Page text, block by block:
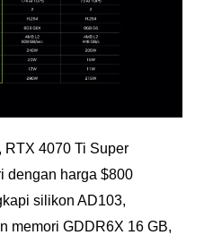
RTX 4070 Ti Super
dengan harga $800
silikon AD103,
memori GDDR6X 16 GB,